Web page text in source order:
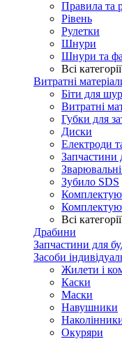
Правила та
Рівень
Рулетки
Шнури
Шнури та
Всі
Витратні
Біти для
Витратні
Губки для
Диски
Електроди
Запчастини
Зубило SDS
Всі
Драбини
Запчастини для
Засоби
Жилети і
Каски
Маски
Навушники
Окуряри